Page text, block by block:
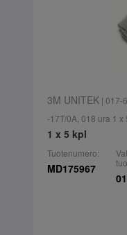
3M UNITEK| 017-
-17T/0A, 018 ura 1 x
1 x 5 kpl
Tuotenumero:
MD175967